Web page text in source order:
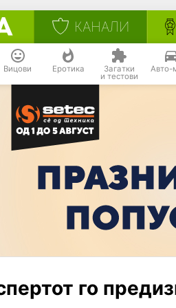
КАНАЛИ
Вицови Еротика Загатки
и тестови
Авто-
го